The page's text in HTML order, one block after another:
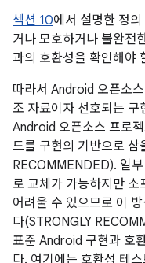
섹션 10에서 설명한 정
거나 모호하거나 불완전
과의 호환성을 확인해야
따라서 Android 오픈소
조 자료이자 선호되는
Android 오픈소스 프로
드를 구현의 기반으로 삼
RECOMMENDED). 일
로 교체가 가능하지만
어려울 수 있으므로 이
다(STRONGLY
표준 Android 구현과 호
다. 여기에는 호환성 테